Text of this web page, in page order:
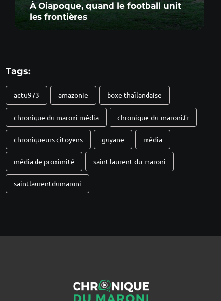
À Oiapoque, quand le football unit
les frontières
Tags:
actu973 amazonie boxe thaïlandaise
chronique du maroni média chronique-du-maroni.fr
chroniqueurs citoyens guyane média
média de proximité saint-laurent-du-maroni
saintlaurentdumaroni